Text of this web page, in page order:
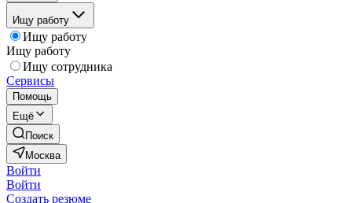
Ищу работу
Ищу работу
Ищу работу
Ищу сотрудника
Сервисы
Помощь
Ещё
Поиск
Москва
Войти
Войти
Создать резюме